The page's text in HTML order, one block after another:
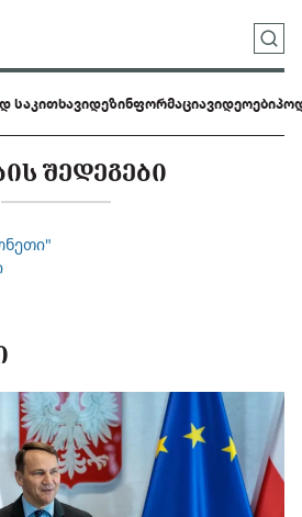
საკითხავიდეზინფორმაციავიდეოები
ᲨᲔᲓᲔᲒᲔᲑᲘ